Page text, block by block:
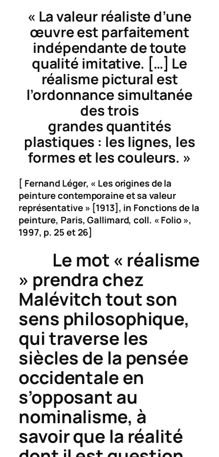
« La valeur réaliste d’une
œuvre est parfaitement
indépendante de toute
qualité imitative. […] Le
réalisme pictural est
l’ordonnance simultanée
des trois
grandes quantités
plastiques : les lignes, les
formes et les couleurs. »
[ Fernand Léger, « Les origines de la
peinture contemporaine et sa valeur
représentative » [1913], in Fonctions de la
peinture, Paris, Gallimard, coll. « Folio »,
1997, p. 25 et 26]
Le mot « réalisme
» prendra chez
Malévitch tout son
sens philosophique,
qui traverse les
siècles de la pensée
occidentale en
s’opposant au
nominalisme, à
savoir que la réalité